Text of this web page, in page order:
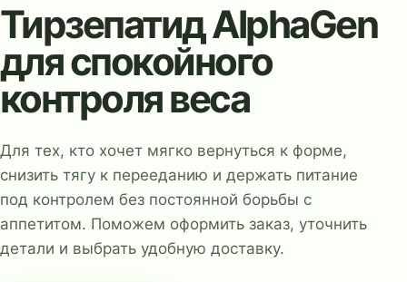
Тирзепатид AlphaGen
для спокойного
контроля веса
Для тех, кто хочет мягко вернуться к форме,
снизить тягу к перееданию и держать питание
под контролем без постоянной борьбы с
аппетитом. Поможем оформить заказ, уточнить
детали и выбрать удобную доставку.